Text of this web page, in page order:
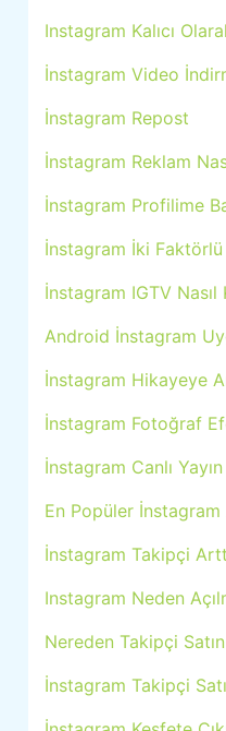
Instagram Kalıcı
İnstagram Video
İnstagram Repost
İnstagram Reklam
İnstagram Profilime
İnstagram İki
İnstagram IGTV Nasıl
Android İnstagram
İnstagram Hikayeye
İnstagram Fotoğraf
İnstagram Canlı
En Popüler İnstagram
İnstagram Takipçi
Instagram Neden
Nereden Takipçi Satın
İnstagram Takipçi